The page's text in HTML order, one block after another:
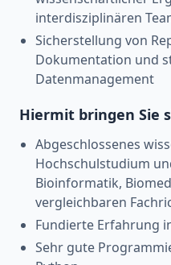
interdisziplinären
Sicherstellung von
Dokumentation und
Datenmanagement
Hiermit bringen Sie
Abgeschlossenes
Hochschulstudium
Bioinformatik,
vergleichbaren
Fundierte Erfahrung
Sehr gute